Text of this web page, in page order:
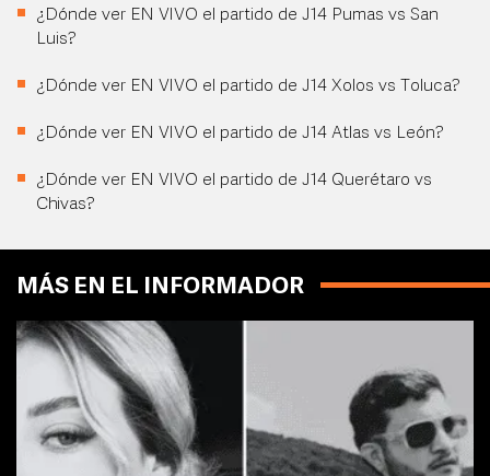
¿Dónde ver EN VIVO el partido de J14 Pumas vs San
Luis?
¿Dónde ver EN VIVO el partido de J14 Xolos vs Toluca?
¿Dónde ver EN VIVO el partido de J14 Atlas vs León?
¿Dónde ver EN VIVO el partido de J14 Querétaro vs
Chivas?
MÁS EN EL INFORMADOR